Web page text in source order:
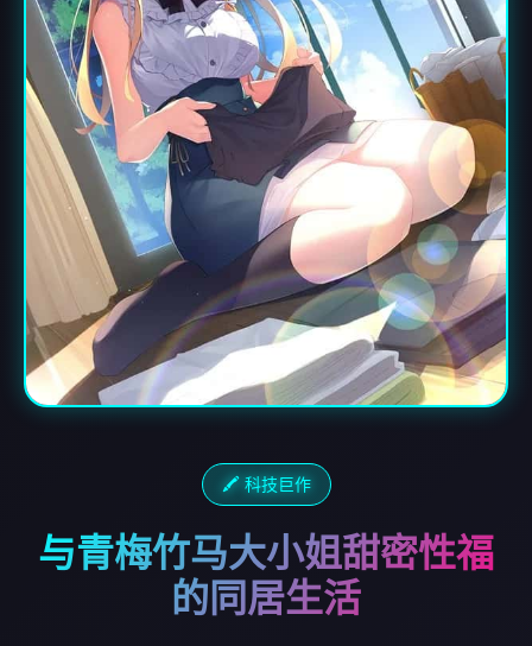
🖍️ 科技巨作
与青梅竹马大小姐甜密性福
的同居生活